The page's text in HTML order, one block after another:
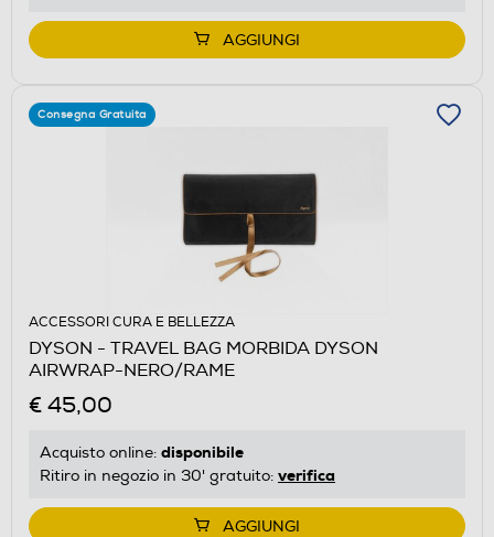
AGGIUNGI
Consegna Gratuita
ACCESSORI CURA E BELLEZZA
DYSON - TRAVEL BAG MORBIDA DYSON
AIRWRAP-NERO/RAME
€ 45,00
Acquisto online: disponibile
Ritiro in negozio in 30' gratuito: verifica
AGGIUNGI